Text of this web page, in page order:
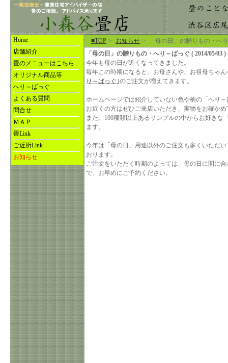
Home
店舗紹介
畳のメニューはこちら
オリジナル商品等
へり～ばっぐ
よくある質問
問合せ
ＭＡＰ
畳Link
ご近所Link
お知らせ
■TOP > お知らせ >
「母の日」の贈りもの・へ
「母の日」の贈りもの・へり～ばっぐ ( 2014/05/03 )
今年も母の日が近くなってきました。
毎年この時期になると、お母さんや、お祖母ちゃ
り～ばっぐ ｣のご注文が増えてきます。
ホームページでは紹介していない色や柄の「へり
お近くの方はぜひご来店いただき、実物をお確か
また、100種類以上あるサンプルの中からお好きな
ます。
今年は「母の日」用途以外のご注文も多くいただ
おります。
ご注文をいただく時期のよっては、母の日に間に
で、お早めにご予約ください。